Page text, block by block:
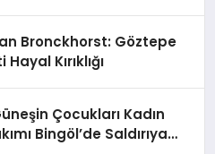
Bronckhorst: Göztepe
Kırıklığı
Çocukları Kadın
Bingöl’de Saldırıya